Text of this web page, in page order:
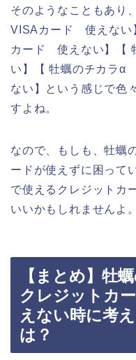
そのようなこともあり
VISAカード 使えない
カード 使えない】【
い】【 牡蠣のチカラ
ない】という感じで色
すよね。
なので、もしも、牡蠣
ードが使えずに困って
で使えるクレジットカ
いいかもしれませんよ。
【まとめ】牡
クレジットカ
えない時に考
は？